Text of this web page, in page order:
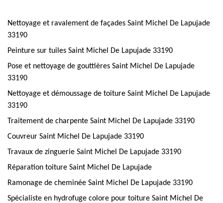
Nettoyage et ravalement de façades Saint Michel De Lapujade
33190
Peinture sur tuiles Saint Michel De Lapujade 33190
Pose et nettoyage de gouttières Saint Michel De Lapujade
33190
Nettoyage et démoussage de toiture Saint Michel De Lapujade
33190
Traitement de charpente Saint Michel De Lapujade 33190
Couvreur Saint Michel De Lapujade 33190
Travaux de zinguerie Saint Michel De Lapujade 33190
Réparation toiture Saint Michel De Lapujade
Ramonage de cheminée Saint Michel De Lapujade 33190
Spécialiste en hydrofuge colore pour toiture Saint Michel De